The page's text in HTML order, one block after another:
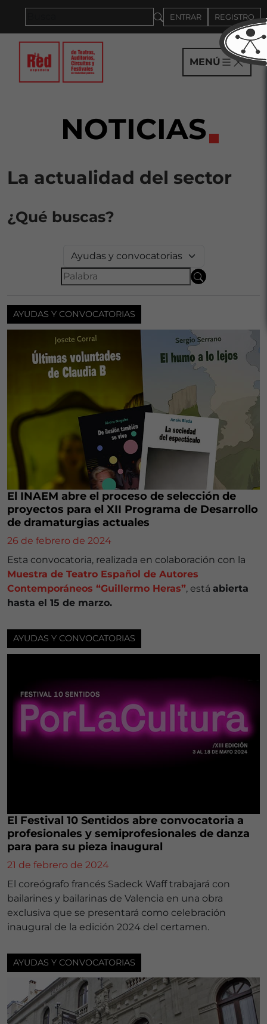
ENTRAR REGISTRO
MENÚ
NOTICIAS
La actualidad del sector
¿Qué buscas?
AYUDAS Y CONVOCATORIAS
El INAEM abre el proceso de selección de
proyectos para el XII Programa de Desarrollo
de dramaturgias actuales
26 de febrero de 2024
Esta convocatoria, realizada en colaboración con la
Muestra de Teatro Español de Autores
Contemporáneos “Guillermo Heras”, está abierta
hasta el 15 de marzo.
AYUDAS Y CONVOCATORIAS
El Festival 10 Sentidos abre convocatoria a
profesionales y semiprofesionales de danza
para para su pieza inaugural
21 de febrero de 2024
El coreógrafo francés Sadeck Waff trabajará con
bailarines y bailarinas de Valencia en una obra
exclusiva que se presentará como celebración
inaugural de la edición 2024 del certamen.
AYUDAS Y CONVOCATORIAS